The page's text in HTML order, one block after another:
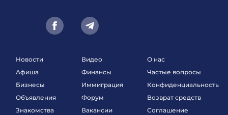
Новости
Афиша
Бизнесы
Объявления
Знакомства
Видео
Финансы
Иммиграция
Форум
Вакансии
О нас
Частые вопросы
Конфиденциальность
Возврат средств
Соглашение